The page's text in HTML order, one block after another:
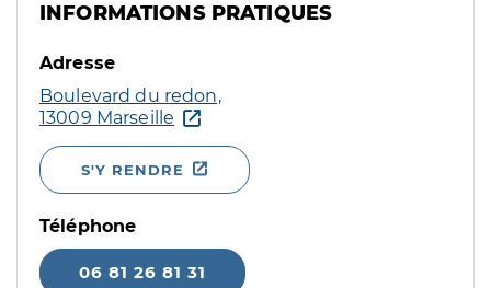
INFORMATIONS PRATIQUES
Adresse
Boulevard du redon,
13009 Marseille
S'Y RENDRE
Téléphone
06 81 26 81 31